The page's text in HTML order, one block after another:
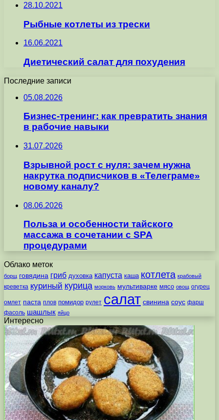
28.10.2021
Рыбные котлеты из трески
16.06.2021
Диетический салат для похудения
Последние записи
05.08.2026
Бизнес-тренинг: как превратить знания
в рабочие навыки
31.07.2026
Взрывной рост с нуля: зачем нужна
накрутка подписчиков в «Телеграме»
новому каналу?
08.06.2026
Польза и особенности тайского
массажа в сочетании с SPA
процедурами
Облако меток
борщ говядина гриб духовка капуста каша котлета крабовый
креветка куриный курица морковь мультиварке мясо овощ огурец
омлет паста плов помидор рулет салат свинина соус фарш
фасоль шашлык яйцо
Интересно